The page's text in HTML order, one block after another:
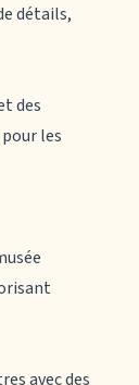
détails,
des
les
avec des